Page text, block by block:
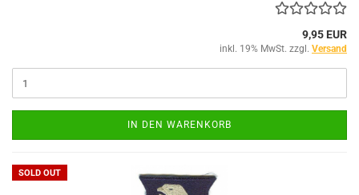
9,95 EUR
inkl. 19% MwSt. zzgl. Versand
IN DEN WARENKORB
SOLD OUT